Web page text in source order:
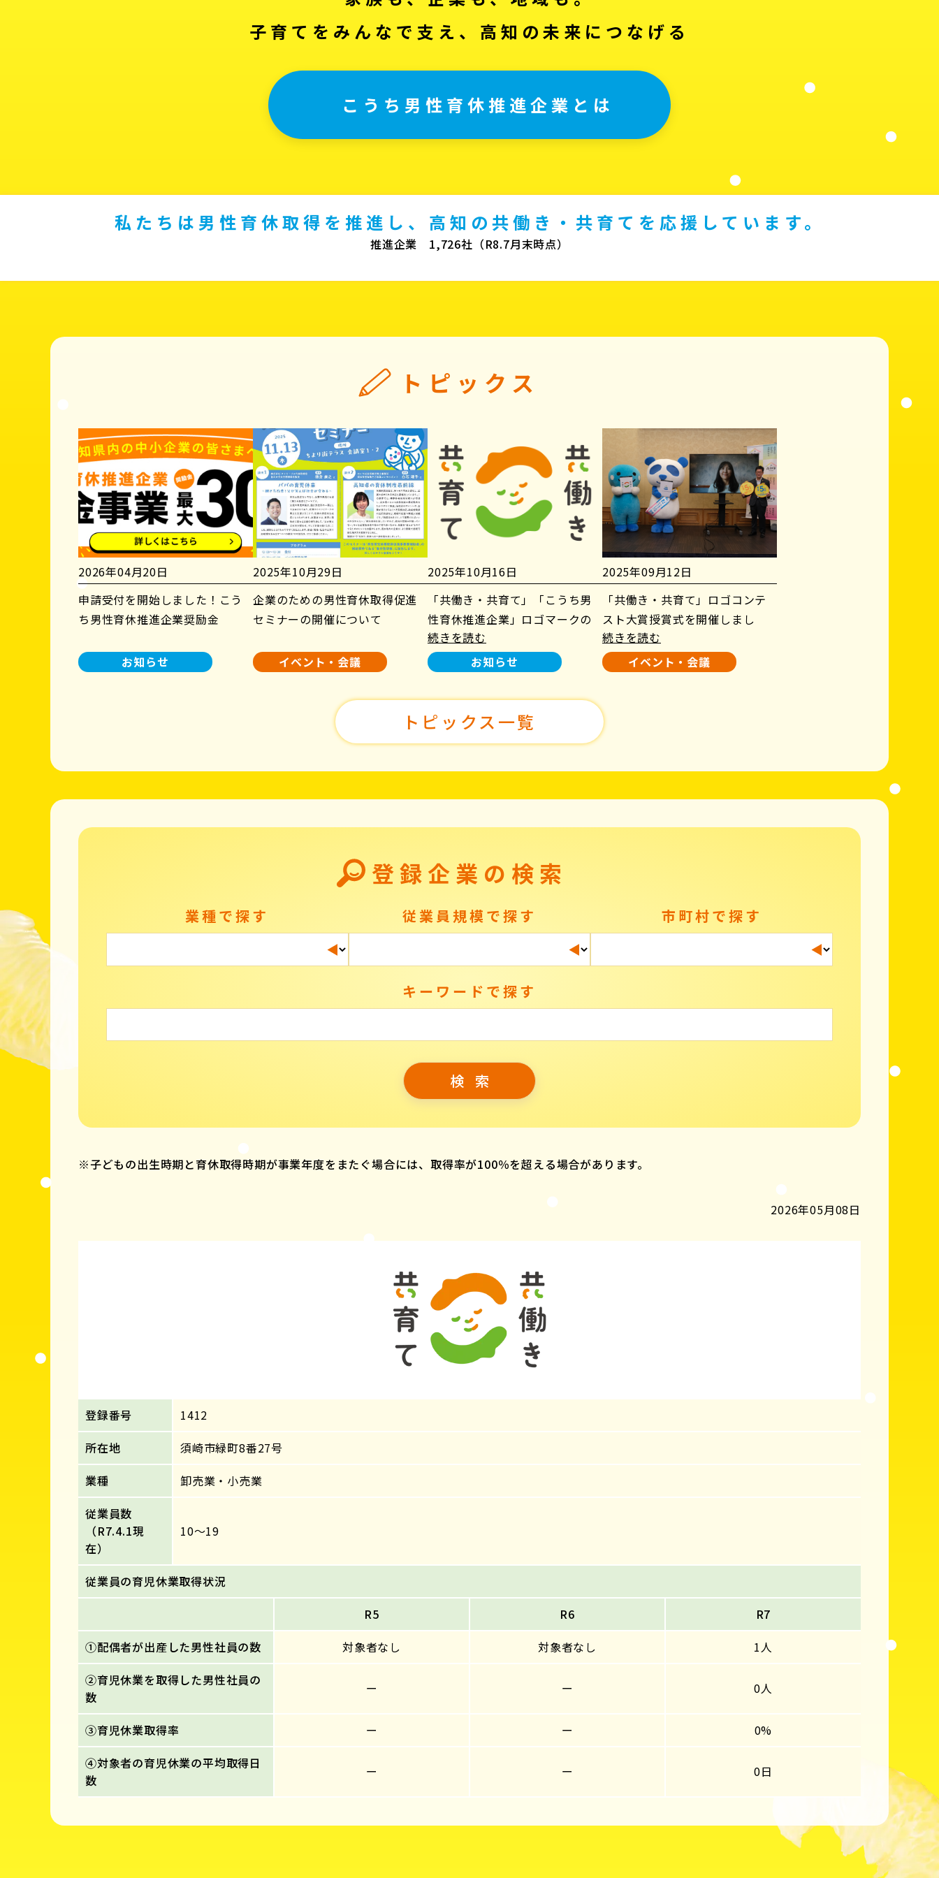
子育てをみんなで支え、高知の未来につなげる
こうち男性育休推進企業とは
私たちは男性育休取得を推進し、高知の共働き・共育てを応援しています。
推進企業 1,726社（R8.7月末時点）
トピックス
2026年04月20日
申請受付を開始しました！こう
ち男性育休推進企業奨励金
お知らせ
2025年10月29日
企業のための男性育休取得促進
セミナーの開催について
イベント・会議
2025年10月16日
「共働き・共育て」「こうち男
性育休推進企業」ロゴマークの
使用について
続きを読む
お知らせ
2025年09月12日
「共働き・共育て」ロゴコンテ
スト大賞授賞式を開催しまし
た！
続きを読む
イベント・会議
トピックス一覧
登録企業の検索
業種で探す 従業員規模で探す 市町村で探す
キーワードで探す
※子どもの出生時期と育休取得時期が事業年度をまたぐ場合には、取得率が100％を超える場合があります。
2026年05月08日
登録番号
1412
所在地
須崎市緑町8番27号
業種
卸売業・小売業
従業員数
（R7.4.1現
在）
10～19
従業員の育児休業取得状況
R5
R6
R7
①配偶者が出産した男性社員の数
対象者なし 対象者なし
1人
②育児休業を取得した男性社員の
数
ー ー 0人
③育児休業取得率 ー ー
0%
④対象者の育児休業の平均取得日
数
ー ー 0日